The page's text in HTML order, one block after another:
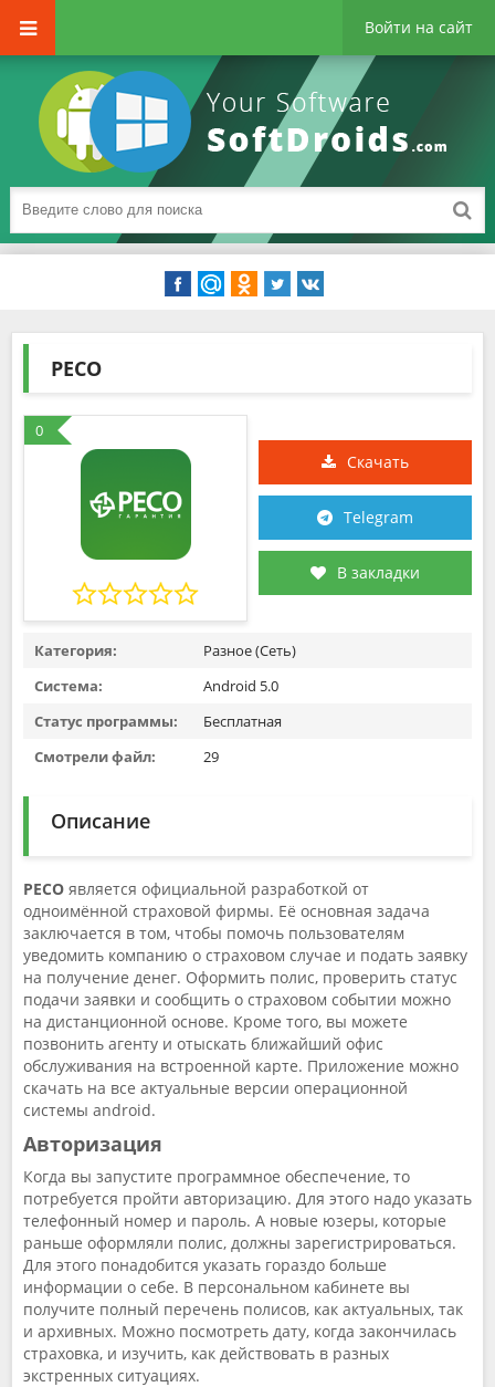
Войти на сайт
РЕСО
0
Скачать
Telegram
В закладки
Категория:
Разное (Сеть)
Система:
Android 5.0
Статус программы:
Бесплатная
Смотрели файл:
29
Описание
РЕСО является официальной разработкой от
одноимённой страховой фирмы. Её основная задача
заключается в том, чтобы помочь пользователям
уведомить компанию о страховом случае и подать заявку
на получение денег. Оформить полис, проверить статус
подачи заявки и сообщить о страховом событии можно
на дистанционной основе. Кроме того, вы можете
позвонить агенту и отыскать ближайший офис
обслуживания на встроенной карте. Приложение можно
скачать на все актуальные версии операционной
системы android.
Авторизация
Когда вы запустите программное обеспечение, то
потребуется пройти авторизацию. Для этого надо указать
телефонный номер и пароль. А новые юзеры, которые
раньше оформляли полис, должны зарегистрироваться.
Для этого понадобится указать гораздо больше
информации о себе. В персональном кабинете вы
получите полный перечень полисов, как актуальных, так
и архивных. Можно посмотреть дату, когда закончилась
страховка, и изучить, как действовать в разных
экстренных ситуациях.